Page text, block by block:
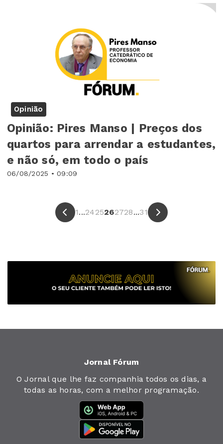
Opinião
06/08/2025 • 09:09
Opinião: Pires Manso | Preços dos
quartos para arrendar a estudantes,
e não só, em todo o país
1...2425262728...31
Jornal Fórum
O Jornal que lhe faz companhia todos os dias, a
todas as horas, com a melhor programação.